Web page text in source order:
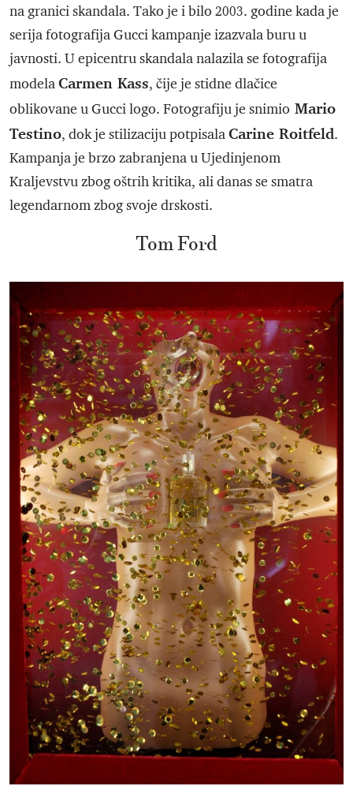
na granici skandala. Tako je i bilo 2003. godine kada je
serija fotografija Gucci kampanje izazvala buru u
javnosti. U epicentru skandala nalazila se fotografija
modelaCarmen Kass, čije je stidne dlačice
oblikovane u Gucci logo. Fotografiju je snimio Mario
Testino, dok je stilizaciju potpisalaCarine Roitfeld.
Kampanja je brzo zabranjena u Ujedinjenom
Kraljevstvu zbog oštrih kritika, ali danas se smatra
legendarnom zbog svoje drskosti.
Tom Ford